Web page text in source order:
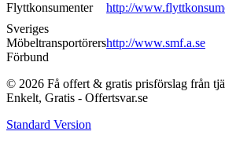
Flyttkonsumenter
http://
Sveriges
Möbeltransportörers
Förbund
http://www.smf.a.se
© 2026 Få offert & gratis prisförslag från
Enkelt, Gratis - Offertsvar.se
Standard Version